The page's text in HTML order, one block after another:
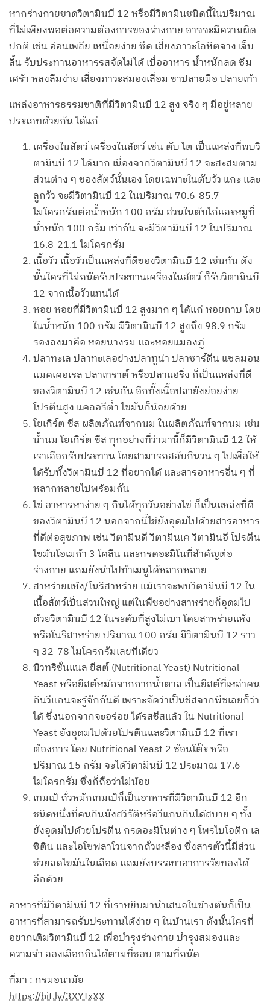
หากร่างกายขาดวิตามินบี 12 หรือมีวิตามินชนิดนี้ในปริมาณ
ที่ไม่เพียงพอต่อความต้องการของร่างกาย อาจจะมีความผิด
ปกติ เช่น อ่อนเพลีย เหนื่อยง่าย ซีด เสี่ยงภาวะโลหิตจาง เจ็บ
ลิ้น รับประทานอาหารรสจัดไม่ได้ เบื่ออาหาร น้ำหนักลด ซึม
เศร้า หลงลืมง่าย เสี่ยงภาวะสมองเสื่อม ชาปลายมือ ปลายเท้า
แหล่งอาหารธรรมชาติที่มีวิตามินบี 12 สูง จริง ๆ มีอยู่หลาย
ประเภทด้วยกัน ได้แก่
เครื่องในสัตว์ เครื่องในสัตว์ เช่น ตับ ไต เป็นแหล่งที่พบวิ
ตามินบี 12 ได้มาก เนื่องจากวิตามินบี 12 จะสะสมตาม
ส่วนต่าง ๆ ของสัตว์นั่นเอง โดยเฉพาะในตับวัว แกะ และ
ลูกวัว จะมีวิตามินบี 12 ในปริมาณ 70.6-85.7
ไมโครกรัมต่อน้ำหนัก 100 กรัม ส่วนในตับไก่และหมูที่
น้ำหนัก 100 กรัม เท่ากัน จะมีวิตามินบี 12 ในปริมาณ
16.8-21.1 ไมโครกรัม
เนื้อวัว เนื้อวัวเป็นแหล่งที่ดีของวิตามินบี 12 เช่นกัน ดัง
นั้นใครที่ไม่ถนัดรับประทานเครื่องในสัตว์ ก็รับวิตามินบี
12 จากเนื้อวัวแทนได้
หอย หอยที่มีวิตามินบี 12 สูงมาก ๆ ได้แก่ หอยกาบ โดย
ในน้ำหนัก 100 กรัม มีวิตามินบี 12 สูงถึง 98.9 กรัม
รองลงมาคือ หอยนางรม และหอยแมลงภู่
ปลาทะเล ปลาทะเลอย่างปลาทูน่า ปลาซาร์ดีน แซลมอน
แมคเคอเรล ปลาเทราต์ หรือปลาแฮริ่ง ก็เป็นแหล่งที่ดี
ของวิตามินบี 12 เช่นกัน อีกทั้งเนื้อปลายังย่อยง่าย
โปรตีนสูง แคลอรีต่ำ ไขมันก็น้อยด้วย
โยเกิร์ต ชีส ผลิตภัณฑ์จากนม ในผลิตภัณฑ์จากนม เช่น
น้ำนม โยเกิร์ต ชีส ทุกอย่างที่ว่ามานี้ก็มีวิตามินบี 12 ให้
เราเลือกรับประทาน โดยสามารถสลับกินวน ๆ ไปเพื่อให้
ได้รับทั้งวิตามินบี 12 ที่อยากได้ และสารอาหารอื่น ๆ ที่
หลากหลายไปพร้อมกัน
ไข่ อาหารหาง่าย ๆ กินได้ทุกวันอย่างไข่ ก็เป็นแหล่งที่ดี
ของวิตามินบี 12 นอกจากนี้ไข่ยังอุดมไปด้วยสารอาหาร
ที่ดีต่อสุขภาพ เช่น วิตามินดี วิตามินเค วิตามินอี โปรตีน
ไขมันโอเมก้า 3 โคลีน และกรดอะมิโนที่สำคัญต่อ
ร่างกาย แถมยังนำไปทำเมนูได้หลากหลาย
สาหร่ายแห้ง/โนริสาหร่าย แม้เราจะพบวิตามินบี 12 ใน
เนื้อสัตว์เป็นส่วนใหญ่ แต่ในพืชอย่างสาหร่ายก็อุดมไป
ด้วยวิตามินบี 12 ในระดับที่สูงไม่เบา โดยสาหร่ายแห้ง
หรือโนริสาหร่าย ปริมาณ 100 กรัม มีวิตามินบี 12 ราว
ๆ 32-78 ไมโครกรัมเลยทีเดียว
นิวทริชั่นแนล ยีสต์ (Nutritional Yeast) Nutritional
Yeast หรือยีสต์หมักจากกากน้ำตาล เป็นยีสต์ที่เหล่าคน
กินวีแกนจะรู้จักกันดี เพราะจัดว่าเป็นชีสจากพืชเลยก็ว่า
ได้ ซึ่งนอกจากจะอร่อย ได้รสชีสแล้ว ใน Nutritional
Yeast ยังอุดมไปด้วยโปรตีนและวิตามินบี 12 ที่เรา
ต้องการ โดย Nutritional Yeast 2 ช้อนโต๊ะ หรือ
ปริมาณ 15 กรัม จะได้วิตามินบี 12 ประมาณ 17.6
ไมโครกรัม ซึ่งก็ถือว่าไม่น้อย
เทมเป้ ถั่วหมักเทมเป้ก็เป็นอาหารที่มีวิตามินบี 12 อีก
ชนิดหนึ่งที่คนกินมังสวิรัติหรือวีแกนกินได้สบาย ๆ ทั้ง
ยังอุดมไปด้วยโปรตีน กรดอะมิโนต่าง ๆ โพรไบโอติก เล
ซิติน และไอโซฟลาโวนจากถั่วเหลือง ซึ่งสารตัวนี้มีส่วน
ช่วยลดไขมันในเลือด แถมยังบรรเทาอาการวัยทองได้
อีกด้วย
อาหารที่มีวิตามินบี 12 ที่เราหยิบมานำเสนอในข้างต้นก็เป็น
อาหารที่สามารถรับประทานได้ง่าย ๆ ในบ้านเรา ดังนั้นใครที่
อยากเติมวิตามินบี 12 เพื่อบำรุงร่างกาย บำรุงสมองและ
ความจำ ลองเลือกกินได้ตามที่ชอบ ตามที่ถนัด
ที่มา : กรมอนามัย
https://bit.ly/3XYTxXX